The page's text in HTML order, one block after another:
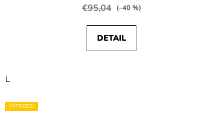
€95,04 (–40 %)
DETAIL
L
VÝPRODEJ